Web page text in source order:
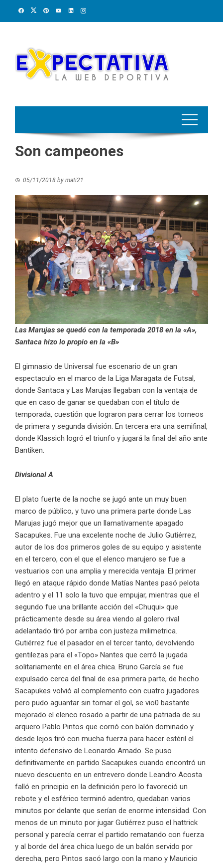
Son campeones
05/11/2018 by mati21
Las Marujas se quedó con la temporada 2018 en la «A»,
Santaca hizo lo propio en la «B»
El gimnasio de Universal fue escenario de un gran
espectaculo en el marco de la Liga Maragata de Futsal,
donde Santaca y Las Marujas llegaban con la ventaja de
que en caso de ganar se quedaban con el título de
temporada, cuestión que lograron para cerrar los torneos
de primera y segunda división. En tercera era una semifinal,
donde Klassich logró el triunfo y jugará la final del año ante
Bantiken.
Divisional A
El plato fuerte de la noche se jugó ante un muy buen
marco de público, y tuvo una primera parte donde Las
Marujas jugó mejor que un llamativamente apagado
Sacapukes. Fue una excelente noche de Julio Gutiérrez,
autor de los dos primeros goles de su equipo y asistente
en el tercero, con el que el elenco marujero se fue a
vestuarios con una amplia y merecida ventaja. El primer
llegó en ataque rápido donde Matías Nantes pasó pelota
adentro y el 11 solo la tuvo que empujar, mientras que el
segundo fue una brillante acción del «Chuqui» que
prácticamente desde su área viendo al golero rival
adelantado tiró por arriba con justeza milimetrica.
Gutiérrez fue el pasador en el tercer tanto, devolviendo
gentilezas para el «Topo» Nantes que cerró la jugada
solitariamente en el área chica. Bruno García se fue
expulsado cerca del final de esa primera parte, de hecho
Sacapukes volvió al complemento con cuatro jugadores
pero pudo aguantar sin tomar el gol, se vio0 bastante
mejorado el elenco rosado a partir de una patriada de su
arquero Pablo Pintos que corrió con balón dominado y
desde lejos tiró con mucha fuerza para hacer estéril el
intento defensivo de Leonardo Amado. Se puso
definitivamente en partido Sacapukes cuando encontró un
nuevo descuento en un entrevero donde Leandro Acosta
falló en principio en la definición pero lo favoreció un
rebote y el esférico terminó adentro, quedaban varios
minutos por delante que serían de enorme intensidad. Con
menos de un minuto por jugar Gutiérrez puso el hattrick
personal y parecía cerrar el partido rematando con fuerza
y al borde del área chica luego de un balón servido por
derecha, pero Pintos sacó largo con la mano y Mauricio